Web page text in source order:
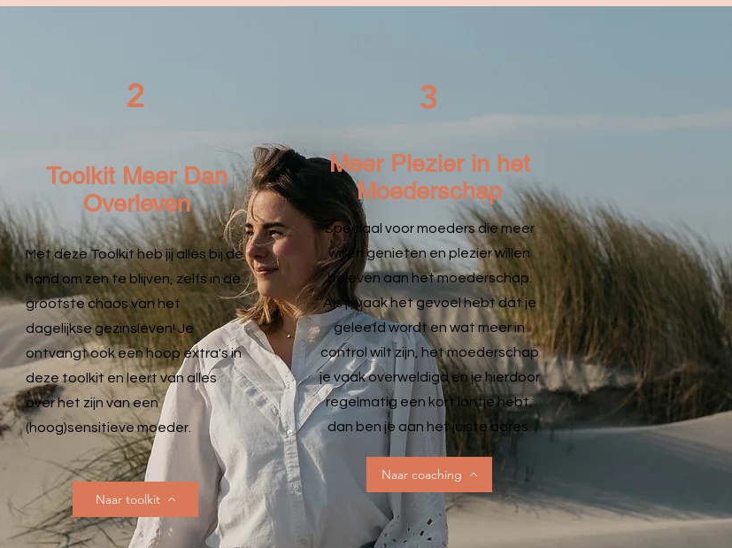
2
Toolkit Meer Dan
Overleven
Met deze Toolkit heb jij alles bij de
hand om zen te blijven, zelfs in de
grootste chaos van het
dagelijkse gezinsleven! Je
ontvangt ook een hoop extra's in
deze toolkit en leert van alles
over het zijn van een
(hoog)sensitieve moeder.
Naar toolkit
3
Meer Plezier in het
Moederschap
Speciaal voor moeders die meer
willen genieten en plezier willen
beleven aan het moederschap.
Als jij vaak het gevoel hebt dat je
geleefd wordt en wat meer in
control wilt zijn, het moederschap
je vaak overweldigd en je hierdoor
regelmatig een kort lontje hebt,
dan ben je aan het juiste adres.
Naar coaching